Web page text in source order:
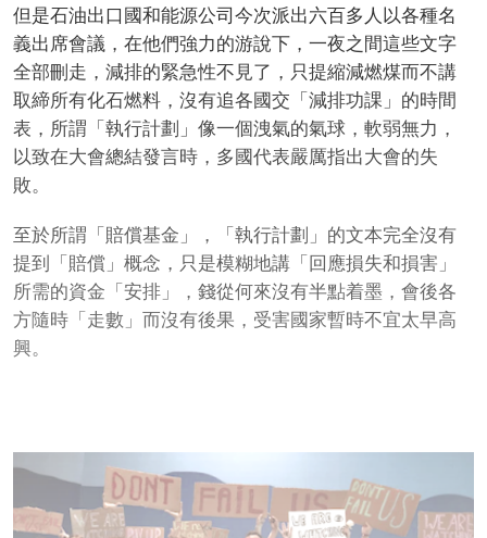
但是石油出口國和能源公司今次派出六百多人以各種名
義出席會議，在他們強力的游說下，一夜之間這些文字
全部刪走，減排的緊急性不見了，只提縮減燃煤而不講
取締所有化石燃料，沒有追各國交「減排功課」的時間
表，所謂「執行計劃」像一個洩氣的氣球，軟弱無力，
以致在大會總結發言時，多國代表嚴厲指出大會的失
敗。
至於所謂「賠償基金」，「執行計劃」的文本完全沒有
提到「賠償」概念，只是模糊地講「回應損失和損害」
所需的資金「安排」，錢從何來沒有半點着墨，會後各
方隨時「走數」而沒有後果，受害國家暫時不宜太早高
興。